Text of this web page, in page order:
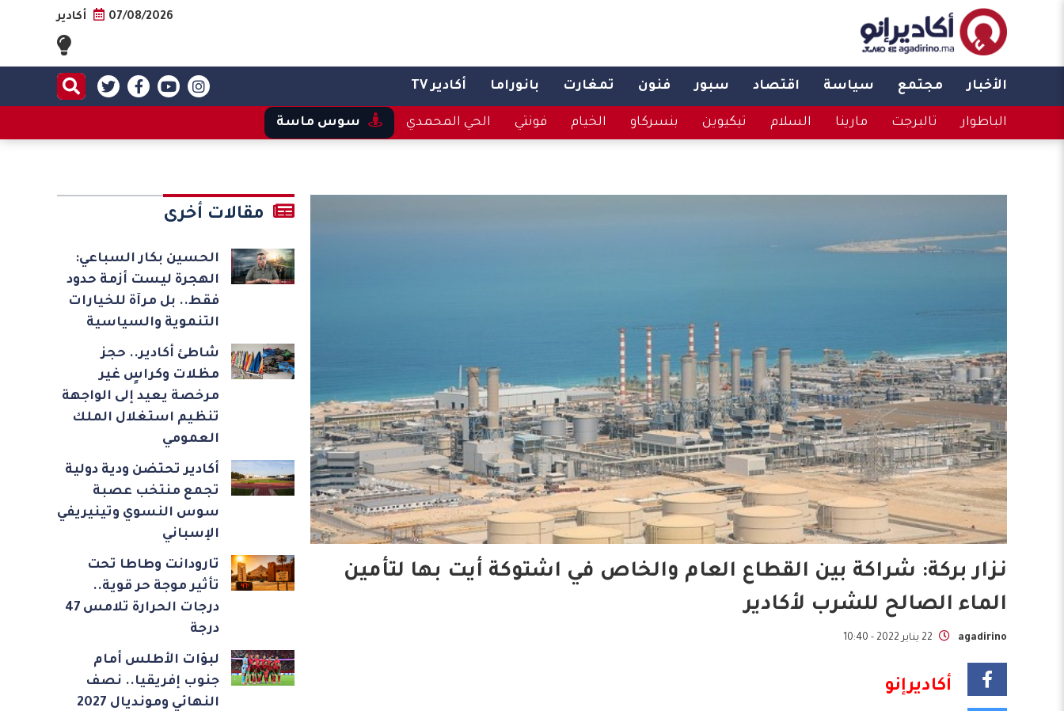
07/08/2026 أكادير
الأخبار مجتمع سياسة اقتصاد سبور فنون تمغارت بانوراما أكادير TV
الباطوار تالبرجت مارينا السلام تيكيوين بنسركاو الخيام فونتي الحي المحمدي سوس ماسة
نزار بركة: شراكة بين القطاع العام والخاص في اشتوكة أيت بها لتأمين
الماء الصالح للشرب لأكادير
agadirino 22 يناير 2022 - 10:40
أكاديرإنو
مقالات أخرى
الحسين بكار السباعي:
الهجرة ليست أزمة حدود
فقط.. بل مرآة للخيارات
التنموية والسياسية
شاطئ أكادير.. حجز
مظلات وكراسٍ غير
مرخصة يعيد إلى الواجهة
تنظيم استغلال الملك
العمومي
أكادير تحتضن ودية دولية
تجمع منتخب عصبة
سوس النسوي وتينيريفي
الإسباني
تارودانت وطاطا تحت
تأثير موجة حر قوية..
درجات الحرارة تلامس 47
درجة
لبؤات الأطلس أمام
جنوب إفريقيا.. نصف
النهائي ومونديال 2027